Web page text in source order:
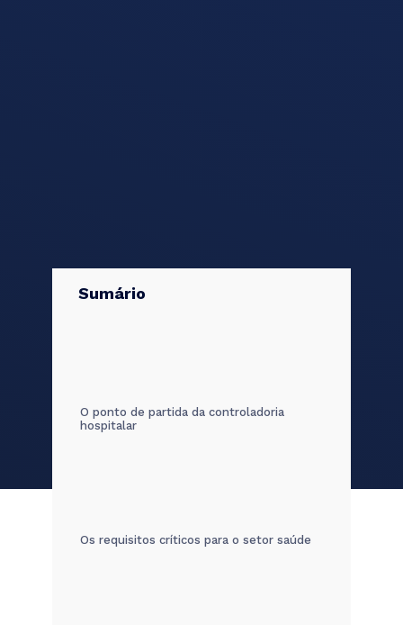
Sumário
O ponto de partida da controladoria
hospitalar
Os requisitos críticos para o setor saúde